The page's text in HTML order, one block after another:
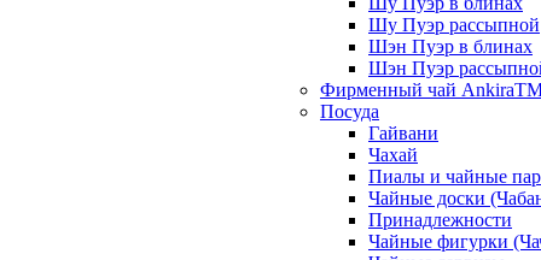
Шу Пуэр рассыпной
Шэн Пуэр в блинах
Шэн Пуэр
Фирменный чай
Посуда
Гайвани
Чахай
Пиалы и чайные
Чайные доски
Принадлежности
Чайные фигурки